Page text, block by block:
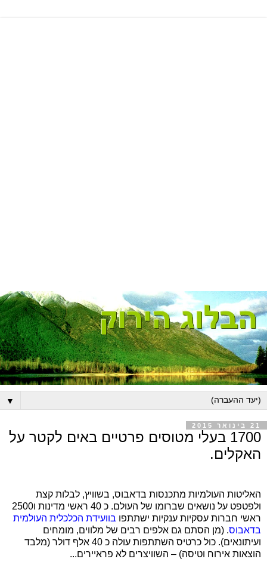
▼
21 בינואר 2015
1700 בעלי מטוסים פרטיים באים לקטר על
האקלים.
האליטות העולמיות מתכנסות בדאבוס, בשוויץ, לבלות קצת
ולפטפט על נושאים שברומו של העולם. כ 40 ראשי מדינות ו2500
ראשי חברות עסקיות ענקיות ישתתפו בוועידת הכלכלית העולמית
בדאבוס. (מן הסתם גם אלפים רבים של מלווים, מומחים
ועיתונאים). כול כרטיס השתתפות עולה כ 40 אלף דולר (מלבד
הוצאות אירוח וטיסה) – השוויצרים לא פראיירים...